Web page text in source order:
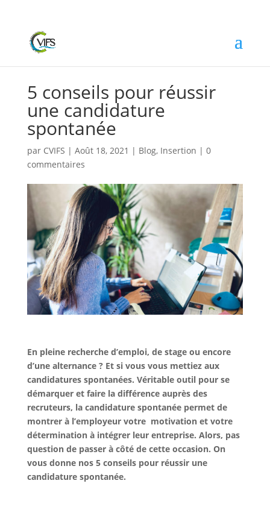
5 conseils pour réussir
une candidature
spontanée
par CVIFS | Août 18, 2021 | Blog, Insertion | 0
commentaires
En pleine recherche d’emploi, de stage ou encore
d’une alternance ? Et si vous vous mettiez aux
candidatures spontanées. Véritable outil pour se
démarquer et faire la différence auprès des
recruteurs, la candidature spontanée permet de
montrer à l’employeur votre motivation et votre
détermination à intégrer leur entreprise. Alors, pas
question de passer à côté de cette occasion. On
vous donne nos 5 conseils pour réussir une
candidature spontanée.